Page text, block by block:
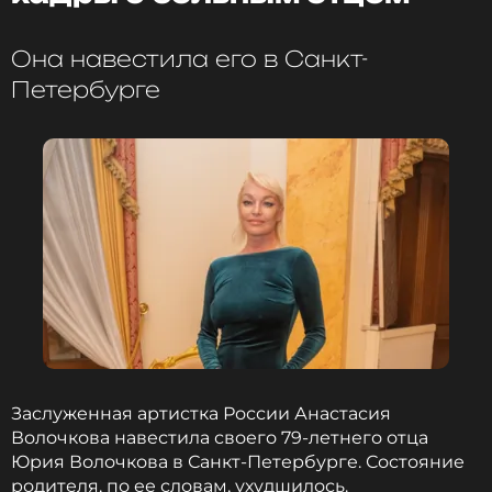
которой девушки стоят на фоне побережья.
ФОТО: Instagram* Эми Шумер (запрещенная в России
экстремистской организацией и запрещенной в РФ)
ФОТО: Sthanlee Mirador/Sipa USA/ТАСС/ Instagram*
Эми Шумер (запрещенная в России соцсеть;
Она навестила его в Санкт-
Петербурге
Заслуженная артистка России Анастасия
Волочкова навестила своего 79-летнего отца
Юрия Волочкова в Санкт-Петербурге. Состояние
родителя, по ее словам, ухудшилось.